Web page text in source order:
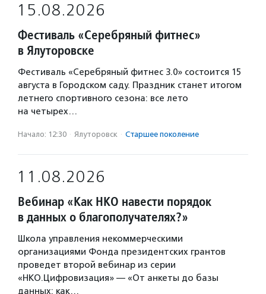
15.08.2026
Фестиваль «Серебряный фитнес»
в Ялуторовске
Фестиваль «Серебряный фитнес 3.0» состоится 15
августа в Городском саду. Праздник станет итогом
летнего спортивного сезона: все лето
на четырех…
Начало: 12:30 · Ялуторовск · Старшее поколение
11.08.2026
Вебинар «Как НКО навести порядок
в данных о благополучателях?»
Школа управления некоммерческими
организациями Фонда президентских грантов
проведет второй вебинар из серии
«НКО.Цифровизация» — «От анкеты до базы
данных: как…